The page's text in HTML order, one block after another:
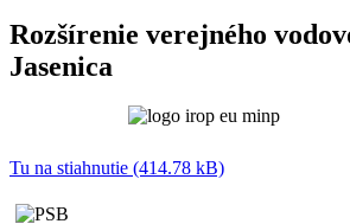
Rozšírenie verejného
Jasenica
Tu na stiahnutie (414.78 kB)